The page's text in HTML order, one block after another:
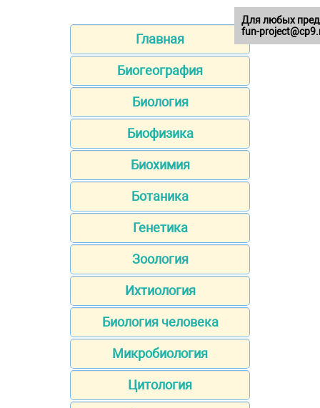
Главная
Биогеография
Биология
Биофизика
Биохимия
Ботаника
Генетика
Зоология
Ихтиология
Биология человека
Микробиология
Цитология
Для любых
fun-